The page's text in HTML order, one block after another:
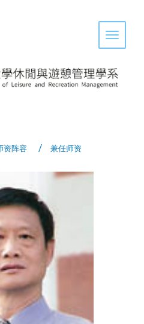
Toggle
资阵容 兼任师资